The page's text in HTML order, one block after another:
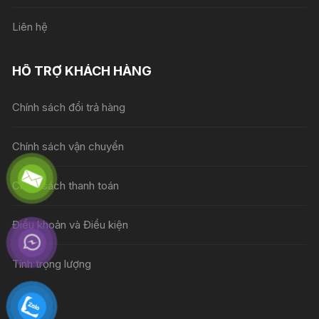
Liên hệ
HỖ TRỢ KHÁCH HÀNG
Chính sách đổi trả hàng
Chính sách vận chuyển
Chính sách thanh toán
Điều khoản và Điều kiện
Tính trọng lượng